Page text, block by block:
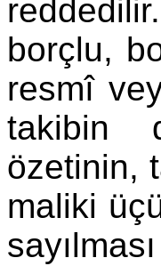
borçlu,
resmî
takibin
özetinin,
maliki